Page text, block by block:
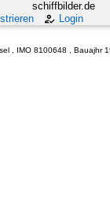
schiffbilder.de
Login
, IMO 8100648 , Bauajhr